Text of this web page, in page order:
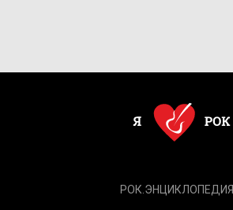
РОК.ЭНЦИКЛОПЕДИЯ